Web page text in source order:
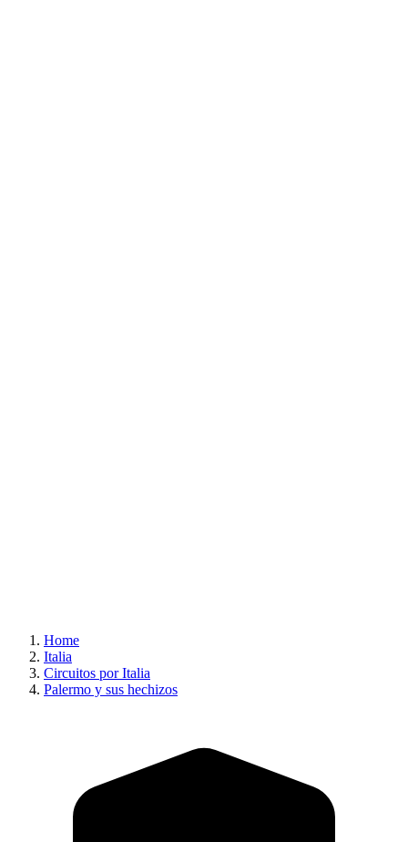
Home
Italia
Circuitos por Italia
Palermo y sus hechizos